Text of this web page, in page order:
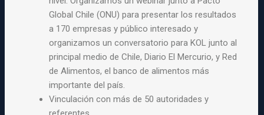
Global Chile (ONU) para presentar los resultados
a 170 empresas y público interesado y
organizamos un conversatorio para KOL junto al
principal medio de Chile, Diario El Mercurio, y Red
de Alimentos, el banco de alimentos más
importante del país.
Vinculación con más de 50 autoridades y